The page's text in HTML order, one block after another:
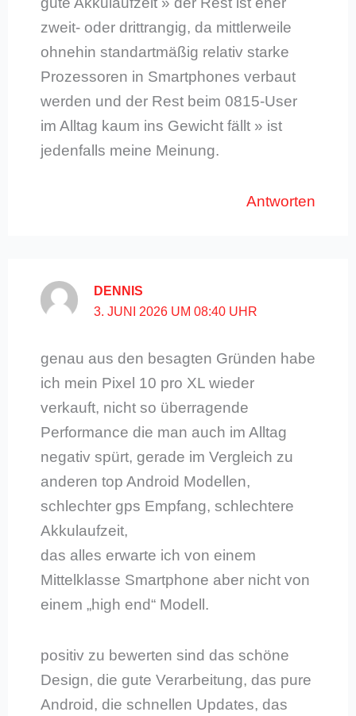
zweit- oder drittrangig, da mittlerweile
ohnehin standartmäßig relativ starke
Prozessoren in Smartphones verbaut
werden und der Rest beim 0815-User
im Alltag kaum ins Gewicht fällt » ist
jedenfalls meine Meinung.
Antworten
DENNIS
3. JUNI 2026 UM 08:40 UHR
genau aus den besagten Gründen habe
ich mein Pixel 10 pro XL wieder
verkauft, nicht so überragende
Performance die man auch im Alltag
negativ spürt, gerade im Vergleich zu
anderen top Android Modellen,
schlechter gps Empfang, schlechtere
Akkulaufzeit,
das alles erwarte ich von einem
Mittelklasse Smartphone aber nicht von
einem „high end“ Modell.
positiv zu bewerten sind das schöne
Design, die gute Verarbeitung, das pure
Android, die schnellen Updates, das